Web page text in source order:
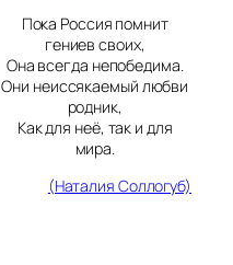
Пока Россия помнит
гениев своих,
Она всегда непобедима.
Они неиссякаемый любви
родник,
Как для неё, так и для
мира.
(Наталия Соллогуб)